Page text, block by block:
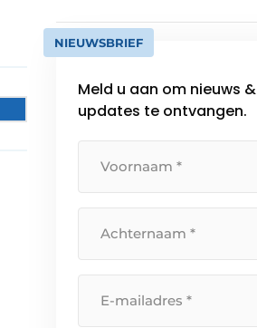
NIEUWSBRIEF
Meld u aan om nieuws &
updates te ontvangen.